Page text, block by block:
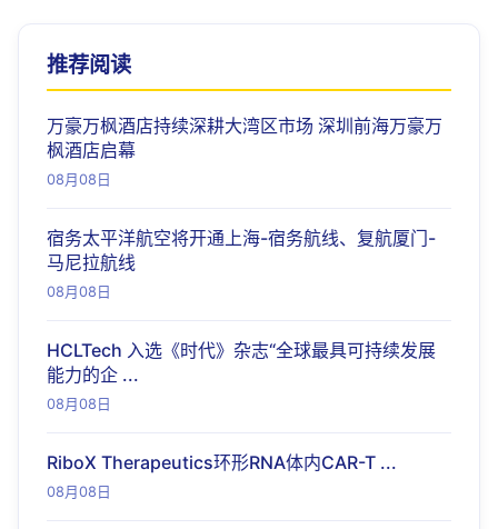
推荐阅读
万豪万枫酒店持续深耕大湾区市场 深圳前海万豪万
枫酒店启幕
08月08日
宿务太平洋航空将开通上海-宿务航线、复航厦门-
马尼拉航线
08月08日
HCLTech 入选《时代》杂志“全球最具可持续发展
能力的企 ...
08月08日
RiboX Therapeutics环形RNA体内CAR-T ...
08月08日